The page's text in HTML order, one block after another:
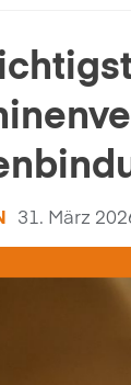
31. März